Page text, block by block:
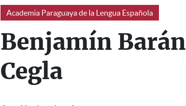
Academia Paraguaya de la Lengua Española
Benjamín Barán
Cegla